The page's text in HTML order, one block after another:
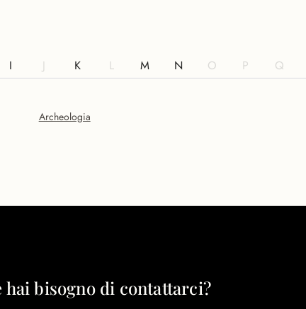
I J K L M N O P Q
Archeologia
hai bisogno di contattarci?